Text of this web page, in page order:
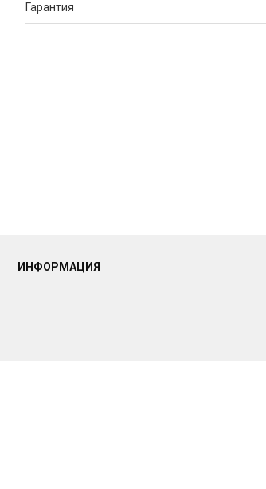
Гарантия
ИНФОРМАЦИЯ